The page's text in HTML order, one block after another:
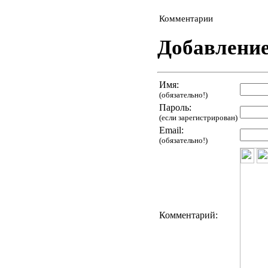
Комментарии
Имя:
(обязательно!)
Пароль:
(если зарегистрирован)
Email:
(обязательно!)
Комментарий: